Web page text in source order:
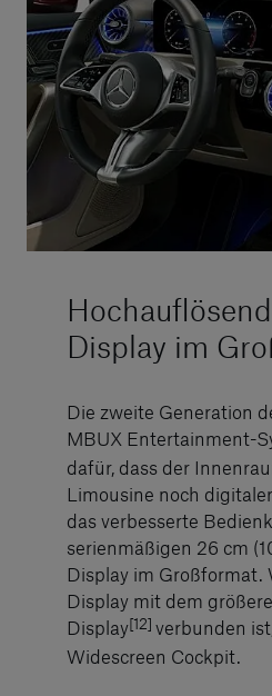
Display im
Die zweite Generation
MBUX Entertainment-
dafür, dass der
Limousine noch
das verbesserte
serienmäßigen 26 cm
Display im Großformat.
Display mit dem
Display[12] verbunden
Widescreen Cockpit.